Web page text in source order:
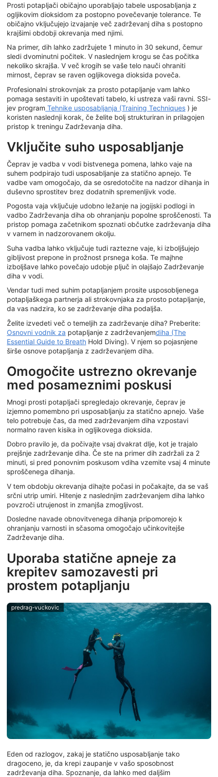
Prosti potapljači običajno uporabljajo tabele usposabljanja z
ogljikovim dioksidom za postopno povečevanje tolerance. Te
običajno vključujejo izvajanje več zadrževanj diha s postopno
krajšimi obdobji okrevanja med njimi.
Na primer, dih lahko zadržujete 1 minuto in 30 sekund, čemur
sledi dvominutni počitek. V naslednjem krogu se čas počitka
nekoliko skrajša. V več krogih se vaše telo nauči ohraniti
mirnost, čeprav se raven ogljikovega dioksida poveča.
Profesionalni strokovnjak za prosto potapljanje vam lahko
pomaga sestaviti in upoštevati tabelo, ki ustreza vaši ravni. SSI-
jev program Tehnike usposabljanja (Training Techniques ) je
koristen naslednji korak, če želite bolj strukturiran in prilagojen
pristop k treningu Zadrževanja diha.
Vključite suho usposabljanje
Čeprav je vadba v vodi bistvenega pomena, lahko vaje na
suhem podpirajo tudi usposabljanje za statično apnejo. Te
vadbe vam omogočajo, da se osredotočite na nadzor dihanja in
duševno sprostitev brez dodatnih spremenljivk vode.
Pogosta vaja vključuje udobno ležanje na jogijski podlogi in
vadbo Zadrževanja diha ob ohranjanju popolne sproščenosti. Ta
pristop pomaga začetnikom spoznati občutke zadrževanja diha
v varnem in nadzorovanem okolju.
Suha vadba lahko vključuje tudi raztezne vaje, ki izboljšujejo
gibljivost prepone in prožnost prsnega koša. Te majhne
izboljšave lahko povečajo udobje pljuč in olajšajo Zadrževanje
diha v vodi.
Vendar tudi med suhim potapljanjem prosite usposobljenega
potapljaškega partnerja ali strokovnjaka za prosto potapljanje,
da vas nadzira, ko se zadrževanje diha podaljša.
Želite izvedeti več o temeljih za zadrževanje diha? Preberite:
Osnovni vodnik za potapljanje z zadrževanjemdiha (The
Essential Guide to Breath Hold Diving). V njem so pojasnjene
širše osnove potapljanja z zadrževanjem diha.
Omogočite ustrezno okrevanje
med posameznimi poskusi
Mnogi prosti potapljači spregledajo okrevanje, čeprav je
izjemno pomembno pri usposabljanju za statično apnejo. Vaše
telo potrebuje čas, da med zadrževanjem diha vzpostavi
normalno raven kisika in ogljikovega dioksida.
Dobro pravilo je, da počivajte vsaj dvakrat dlje, kot je trajalo
prejšnje zadrževanje diha. Če ste na primer dih zadržali za 2
minuti, si pred ponovnim poskusom vdiha vzemite vsaj 4 minute
sproščenega dihanja.
V tem obdobju okrevanja dihajte počasi in počakajte, da se vaš
srčni utrip umiri. Hitenje z naslednjim zadrževanjem diha lahko
povzroči utrujenost in zmanjša zmogljivost.
Dosledne navade obnovitvenega dihanja pripomorejo k
ohranjanju varnosti in sčasoma omogočajo učinkovitejše
Zadrževanje diha.
Uporaba statične apneje za
krepitev samozavesti pri
prostem potapljanju
predrag-vuckovic
Eden od razlogov, zakaj je statično usposabljanje tako
dragoceno, je, da krepi zaupanje v vašo sposobnost
zadrževanja diha. Spoznanje, da lahko med daljšim